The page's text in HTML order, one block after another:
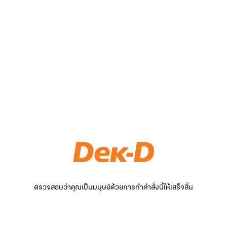
ตรวจสอบว่าคุณเป็นมนุษย์ด้วยการทำคำสั่งนี้ให้เสร็จสิ้น